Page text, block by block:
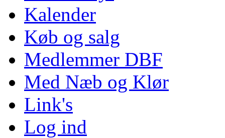
Kalender
Køb og salg
Medlemmer DBF
Med Næb og Klør
Link's
Log ind